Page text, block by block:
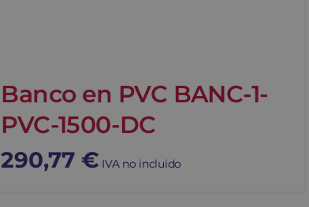
Banco en PVC BANC-1-
PVC-1500-DC
290,77 € IVA no incluido